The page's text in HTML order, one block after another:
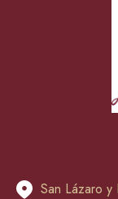
San Lázaro